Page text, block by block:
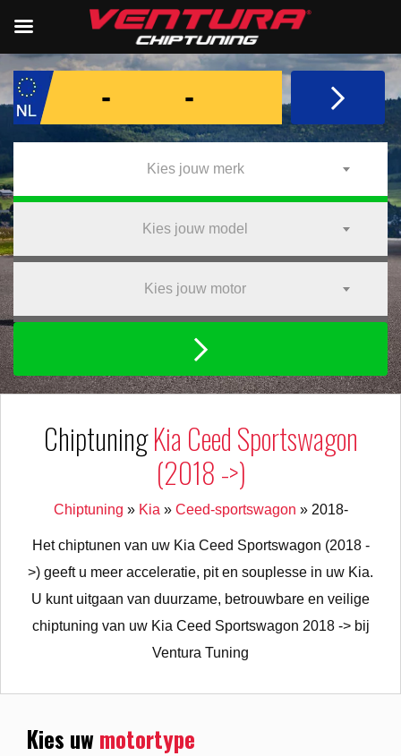
Kies jouw merk
Kies jouw model
Kies jouw motor
ChiptuningKia Ceed Sportswagon
(2018 ->)
Chiptuning » Kia » Ceed-sportswagon » 2018-
Het chiptunen van uw Kia Ceed Sportswagon (2018 -
>) geeft u meer acceleratie, pit en souplesse in uw Kia.
U kunt uitgaan van duurzame, betrouwbare en veilige
chiptuning van uw Kia Ceed Sportswagon 2018 -> bij
Ventura Tuning
Kies uwmotortype